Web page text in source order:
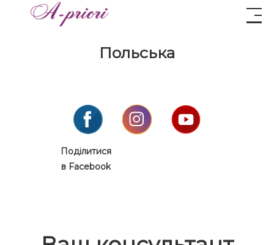
Польська
Поділитися
в Facebook